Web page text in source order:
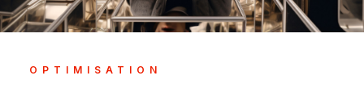
OPTIMISATION